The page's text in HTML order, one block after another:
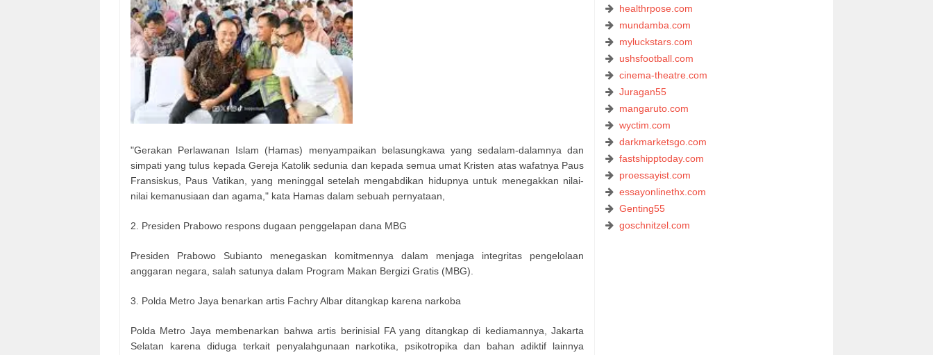
"Gerakan Perlawanan Islam (Hamas) menyampaikan belasungkawa yang sedalam-dalamnya dan
simpati yang tulus kepada Gereja Katolik sedunia dan kepada semua umat Kristen atas wafatnya Paus
Fransiskus, Paus Vatikan, yang meninggal setelah mengabdikan hidupnya untuk menegakkan nilai-
nilai kemanusiaan dan agama," kata Hamas dalam sebuah pernyataan,
2. Presiden Prabowo respons dugaan penggelapan dana MBG
Presiden Prabowo Subianto menegaskan komitmennya dalam menjaga integritas pengelolaan
anggaran negara, salah satunya dalam Program Makan Bergizi Gratis (MBG).
3. Polda Metro Jaya benarkan artis Fachry Albar ditangkap karena narkoba
Polda Metro Jaya membenarkan bahwa artis berinisial FA yang ditangkap di kediamannya, Jakarta
Selatan karena diduga terkait penyalahgunaan narkotika, psikotropika dan bahan adiktif lainnya
healthrpose.com
mundamba.com
myluckstars.com
ushsfootball.com
cinema-theatre.com
Juragan55
mangaruto.com
wyctim.com
darkmarketsgo.com
fastshipptoday.com
proessayist.com
essayonlinethx.com
Genting55
goschnitzel.com